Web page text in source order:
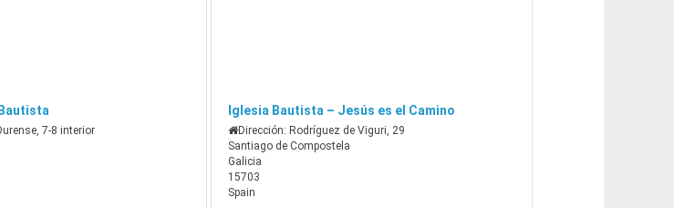
7-8 interior
Iglesia Bautista – Jesús es el Camino
Dirección: Rodríguez de Viguri, 29
Santiago de Compostela
Galicia
15703
Spain